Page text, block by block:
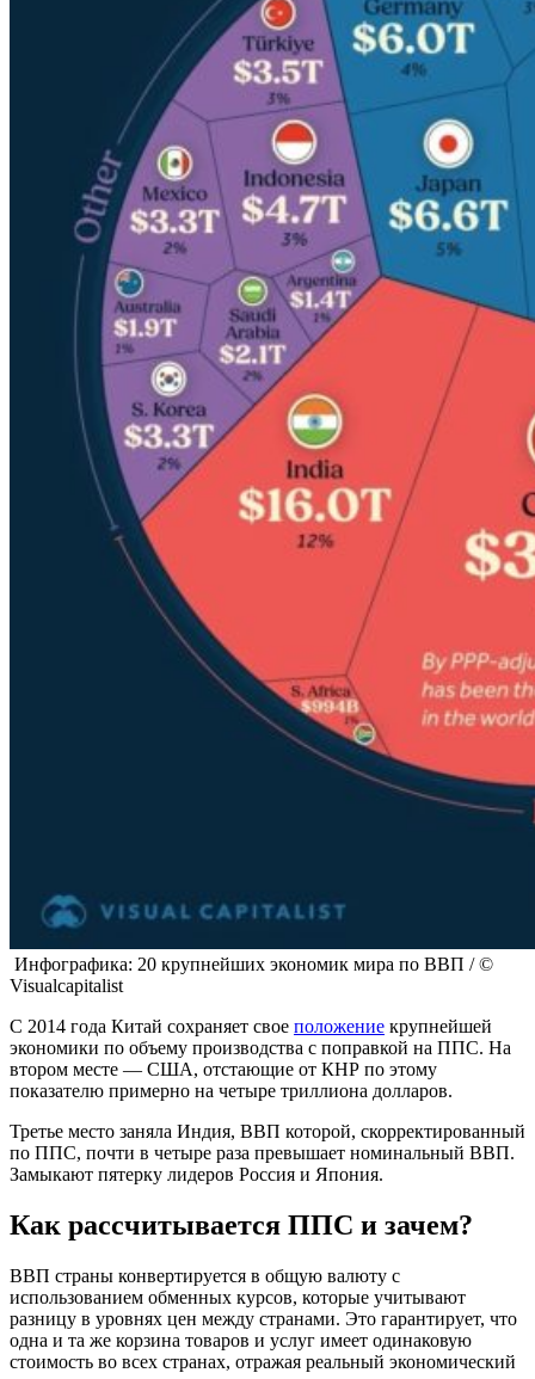
Инфографика: 20 крупнейших экономик мира по ВВП / ©
Visualcapitalist
С 2014 года Китай сохраняет свое положение крупнейшей
экономики по объему производства с поправкой на ППС. На
втором месте — США, отстающие от КНР по этому
показателю примерно на четыре триллиона долларов.
Третье место заняла Индия, ВВП которой, скорректированный
по ППС, почти в четыре раза превышает номинальный ВВП.
Замыкают пятерку лидеров Россия и Япония.
Как рассчитывается ППС и зачем?
ВВП страны конвертируется в общую валюту с
использованием обменных курсов, которые учитывают
разницу в уровнях цен между странами. Это гарантирует, что
одна и та же корзина товаров и услуг имеет одинаковую
стоимость во всех странах, отражая реальный экономический